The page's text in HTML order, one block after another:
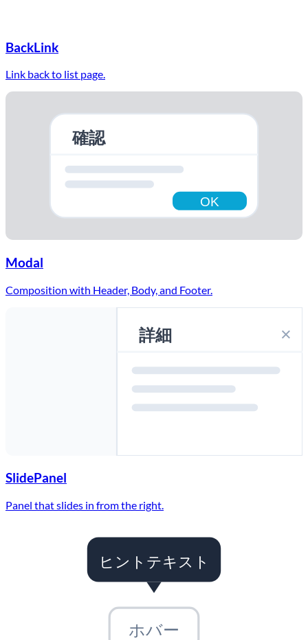
BackLink
Link back to list page.
確認
OK
Modal
Composition with Header, Body, and Footer.
詳細 ×
SlidePanel
Panel that slides in from the right.
ヒントテキスト
ホバー